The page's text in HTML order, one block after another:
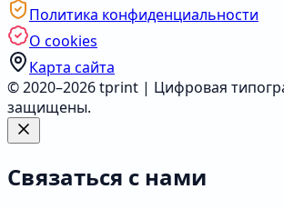
Политика конфиденциальности
О cookies
Карта сайта
© 2020–2026 tprint | Цифровая
защищены.
Связаться с нами